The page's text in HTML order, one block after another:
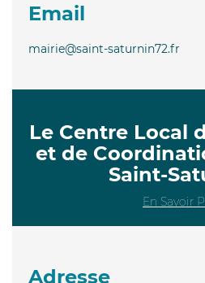
Email
mairie@saint-saturnin72.fr
Le Centre Local
et de
Saint-
En Savoir
Adresse